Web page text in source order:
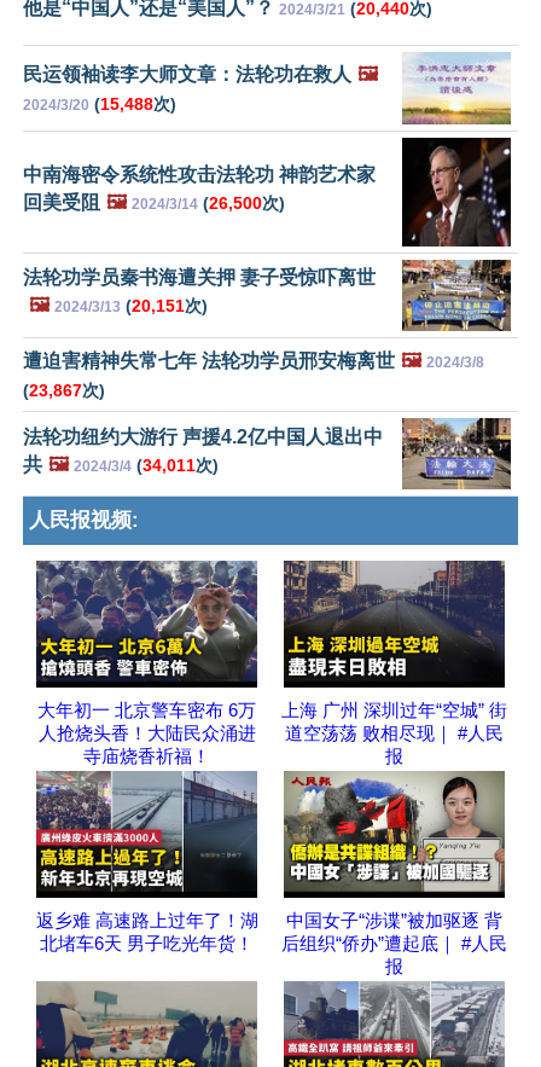
他是“中国人”还是“美国人”？ 2024/3/21 (20,440次)
民运领袖读李大师文章：法轮功在救人 🖼️
2024/3/20 (15,488次)
中南海密令系统性攻击法轮功 神韵艺术家
回美受阻 🖼️ 2024/3/14 (26,500次)
法轮功学员秦书海遭关押 妻子受惊吓离世
🖼️ 2024/3/13 (20,151次)
遭迫害精神失常七年 法轮功学员邢安梅离世 🖼️ 2024/3/8
(23,867次)
法轮功纽约大游行 声援4.2亿中国人退出中
共 🖼️ 2024/3/4 (34,011次)
人民报视频:
大年初一 北京警车密布 6万
人抢烧头香！大陆民众涌进
寺庙烧香祈福！
上海 广州 深圳过年“空城” 街
道空荡荡 败相尽现｜ #人民
报
返乡难 高速路上过年了！湖
北堵车6天 男子吃光年货！
中国女子“涉谍”被加驱逐 背
后组织“侨办”遭起底｜ #人民
报